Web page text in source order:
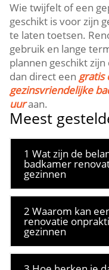
Wie twijfelt of een
geschikt is voor zijn
te laten toetsen.​
gebruik en lange
plannen geschikt zijn
dan direct eengratis
gezinsvriendelijke
uuraan.​
Meest
1 Wat zijn de
badkamer
gezinnen
2 Waarom kan
renovatie
gezinnen